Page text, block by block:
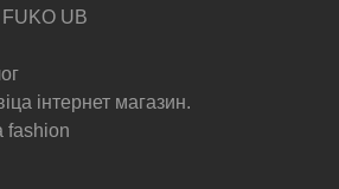
FUKO UB
інтернет магазин.
fashion